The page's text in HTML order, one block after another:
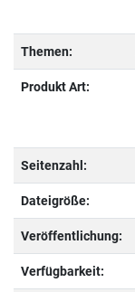
Themen:
Produkt Art:
Seitenzahl:
Dateigröße:
Veröffentlichung:
Verfügbarkeit: